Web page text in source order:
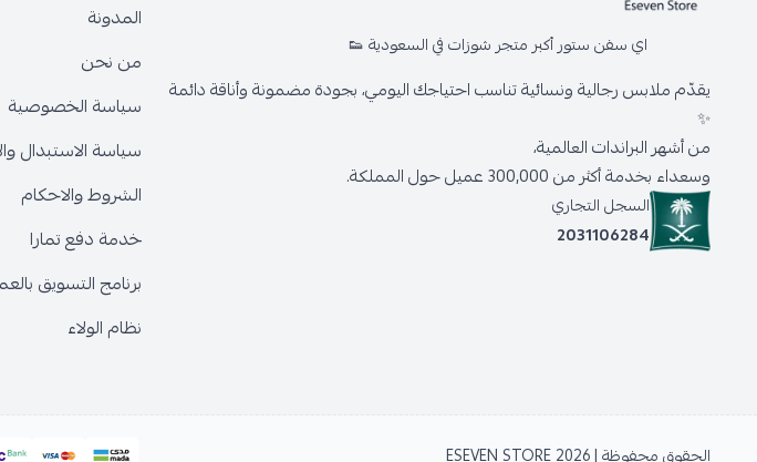
اي سفن ستور أكبر متجر شوزات في السعودية 👟
يقدّم ملابس رجالية ونسائية تناسب احتياجك اليومي، بجودة مضمونة وأناقة دائمة
✨
من أشهر البراندات العالمية،
وسعداء بخدمة أكثر من 300,000 عميل حول المملكة.
السجل التجاري
2031106284
المدونة
من نحن
سياسة الخصوصية
سياسة الاستبدال
الشروط والاحكام
خدمة دفع تمارا
برنامج التسويق
نظام الولاء
الحقوق محفوظة | 2026 ESEVEN STORE